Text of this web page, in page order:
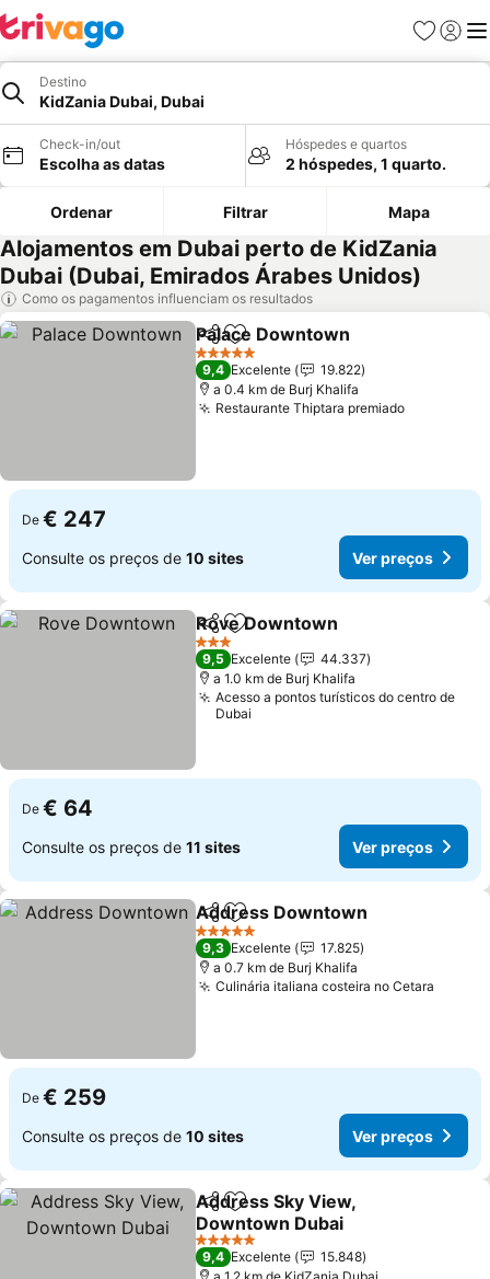
Favoritos
Iniciar
Destino
KidZania Dubai, Dubai
Check-in/out
Escolha as datas
Hóspedes e quartos
2 hóspedes, 1 quarto.
Ordenar Filtrar Mapa
Alojamentos em Dubai perto de KidZania
Dubai (Dubai, Emirados Árabes Unidos)
Como os pagamentos influenciam os resultados
PartilharAdicionar aos favoritos
Palace Downtown
5 Estrelas
9,4 Excelente
19.822
a 0.4 km de Burj Khalifa
Restaurante Thiptara premiado
De € 247
Consulte os preços de 10 sites Ver preços
PartilharAdicionar aos favoritos
Rove Downtown
3 Estrelas
9,5 Excelente
44.337
a 1.0 km de Burj Khalifa
Acesso a pontos turísticos do centro de
Dubai
De € 64
Consulte os preços de 11 sites Ver preços
PartilharAdicionar aos favoritos
Address Downtown
5 Estrelas
9,3 Excelente
17.825
a 0.7 km de Burj Khalifa
Culinária italiana costeira no Cetara
De € 259
Consulte os preços de 10 sites Ver preços
PartilharAdicionar aos favoritos
Address Sky View,
Downtown Dubai
5 Estrelas
9,4 Excelente
15.848